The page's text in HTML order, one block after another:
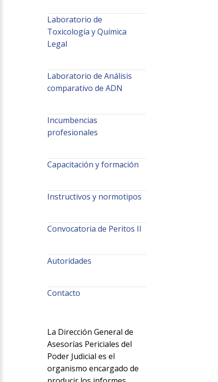
Laboratorio de
Toxicología y Química
Legal
Laboratorio de Análisis
comparativo de ADN
Incumbencias
profesionales
Capacitación y formación
Instructivos y normotipos
Convocatoria de Peritos II
Autoridades
Contacto
La Dirección General de
Asesorías Periciales del
Poder Judicial es el
organismo encargado de